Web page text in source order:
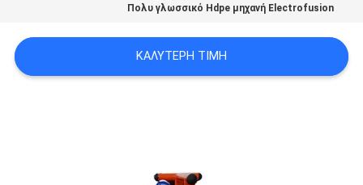
PRIVACY
Πολυ γλωσσικό Hdpe μηχανή Electrofusion
ΚΑΛΎΤΕΡΗ ΤΙΜΉ